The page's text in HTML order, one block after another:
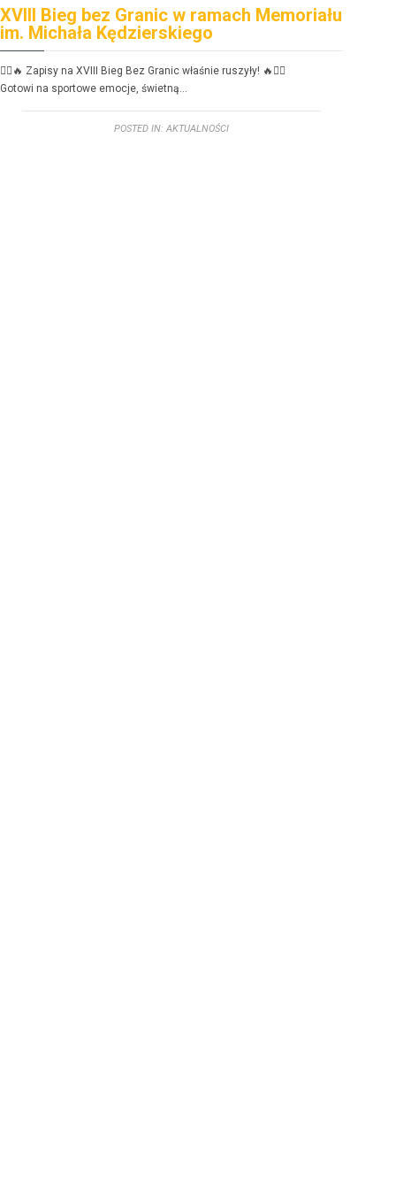
XVIII Bieg bez Granic w ramach Memoriału
im. Michała Kędzierskiego
🏃‍♂️🔥 Zapisy na XVIII Bieg Bez Granic właśnie ruszyły! 🔥🏃‍♀️
Gotowi na sportowe emoc­je, świetną…
POSTED IN: AKTUALNOŚCI